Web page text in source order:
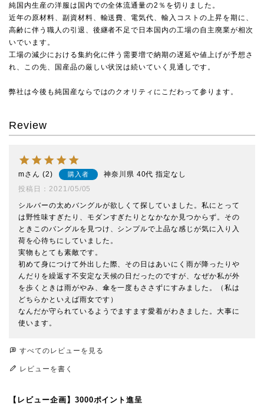
純国内生産の洋服は国内での全体流通量の2％を切りました。
近年の原材料、副資材料、輸送費、電気代、輸入コストの上昇を期に、
高齢に伴う職人の引退、後継者不足で日本国内の工場の自主廃業が相次
いでいます。
工場の減少における集約化に伴う需要増で納期の遅延や値上げが予想さ
れ、この先、国産品の厳しい状況は続いていく見通しです。
弊社は今後も純国産ならではのクオリティにこだわって参ります。
Review
m 2 購入者 神奈川県 40代 指定なし
投稿日
2021/05/05
シルバーの太めバングルが欲しくて探していました。私にとって
は野性味すぎたり、モダンすぎたりとなかなか見つからず。その
ときこのバングルを見つけ、シンプルで上品な感じが気に入り入
荷を心待ちにしていました。
実物もとても素敵です。
初めて身につけて外出した際、その日はあいにく雨が降ったりや
んだりを繰返す不安定な天候の日だったのですが、なぜか私が外
を歩くときは雨がやみ、傘を一度もささずにすみました。（私は
どちらかといえば雨女です）
なんだか守られているようでますます愛着がわきました。大事に
使います。
すべてのレビューを見る
レビューを書く
【レビュー企画】3000ポイント進呈